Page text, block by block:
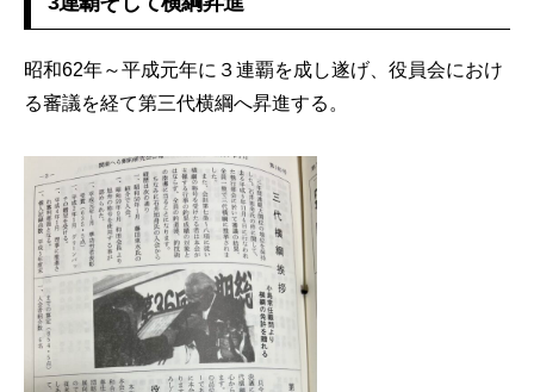
昭和62年～平成元年に３連覇を成し遂げ、役員会におけ
る審議を経て第三代横綱へ昇進する。